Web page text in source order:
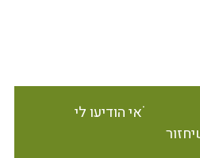
זמין במלאי הודיעו לי